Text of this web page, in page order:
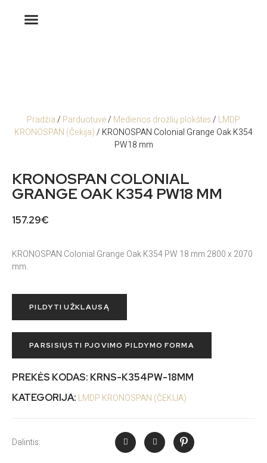
Pradžia/ Parduotuvė/ Medienos drožlių plokštės/ LMDP
KRONOSPAN (Čekija)/ KRONOSPAN Colonial Grange Oak K354
PW18 mm
KRONOSPAN COLONIAL
GRANGE OAK K354 PW18 MM
157.29€
KRONOSPAN Colonial Grange Oak K354 PW 18 mm 2800 x 2070
mm.
PILDYTI UŽKLAUSĄ
PARSISIŲSTI PJOVIMO PILDYMO FORMA
PREKĖS KODAS: KRNS-K354PW-18MM
KATEGORIJA: LMDP KRONOSPAN (ČEKIJA)
Dalintis: